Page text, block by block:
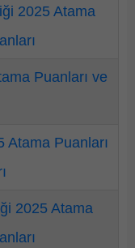
2025 Atama
Puanları ve
Atama Puanları
2025 Atama